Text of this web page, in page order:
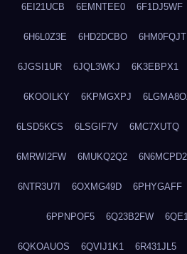
6EI21UCB 6EMNTEE0 6F1DJ5WF
6H6L0Z3E 6HD2DCBO 6HM0FQJT
6JGSI1UR 6JQL3WKJ 6K3EBPX1
6KOOILKY 6KPMGXPJ
6LSD5KCS 6LSGIF7V 6MC7XUTQ
6MRWI2FW 6MUKQ2Q2 6N6MCPD2
6NTR3U7I 6OXMG49D 6PHYGAFF
6PPNPOF5 6Q23B2FW
6QKOAUOS 6QVIJ1K1 6R431JL5